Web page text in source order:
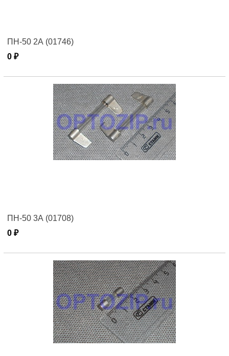
ПН-50 2А (01746)
0 ₽
ПН-50 3А (01708)
0 ₽